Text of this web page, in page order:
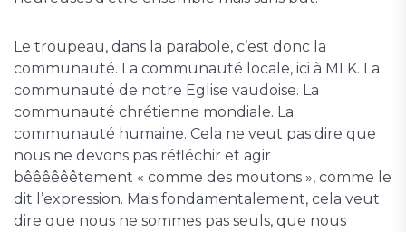
Le troupeau, dans la parabole, c’est donc la
communauté. La communauté locale, ici à MLK. La
communauté de notre Eglise vaudoise. La
communauté chrétienne mondiale. La
communauté humaine. Cela ne veut pas dire que
nous ne devons pas réfléchir et agir
bêêêêêêtement « comme des moutons », comme le
dit l’expression. Mais fondamentalement, cela veut
dire que nous ne sommes pas seuls, que nous